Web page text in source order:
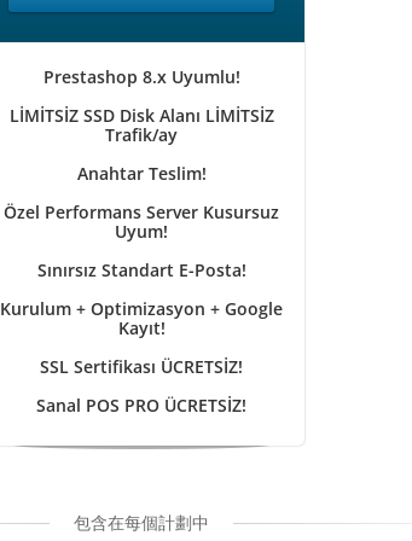
Prestashop 8.x Uyumlu!
LİMİTSİZ SSD Disk Alanı LİMİTSİZ
Trafik/ay
Anahtar Teslim!
Özel Performans Server Kusursuz
Uyum!
Sınırsız Standart E-Posta!
Kurulum + Optimizasyon + Google
Kayıt!
SSL Sertifikası ÜCRETSİZ!
Sanal POS PRO ÜCRETSİZ!
包含在每個計劃中